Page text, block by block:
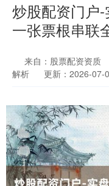
炒股配资门户
一张票根串联
来自：股票配资资质
解析
更新：2026-07-